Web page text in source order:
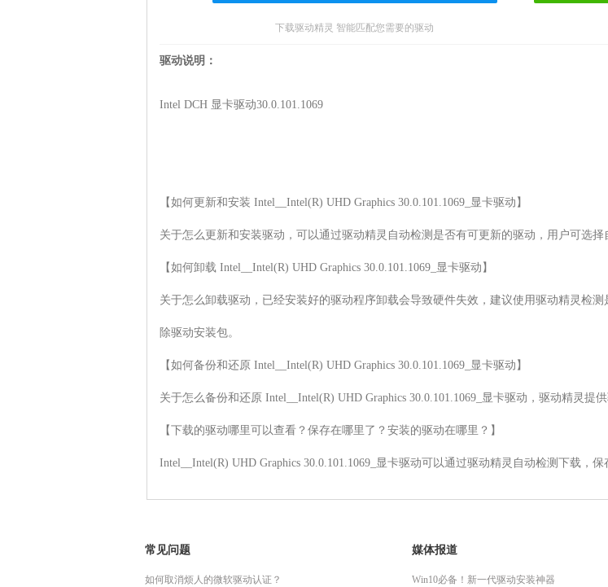
下载驱动精灵 智能匹配您需要的驱动
驱动说明：
Intel DCH 显卡驱动30.0.101.1069
【如何更新和安装 Intel__Intel(R) UHD Graphics 30.0.101.1069_显卡驱动】
关于怎么更新和安装驱动，可以通过驱动精灵自动检测是否有可更新的驱动，用户可选择
【如何卸载 Intel__Intel(R) UHD Graphics 30.0.101.1069_显卡驱动】
关于怎么卸载驱动，已经安装好的驱动程序卸载会导致硬件失效，建议使用驱动精灵检
除驱动安装包。
【如何备份和还原 Intel__Intel(R) UHD Graphics 30.0.101.1069_显卡驱动】
关于怎么备份和还原 Intel__Intel(R) UHD Graphics 30.0.101.1069_显卡驱动，驱动精灵提
【下载的驱动哪里可以查看？保存在哪里了？安装的驱动在哪里？】
Intel__Intel(R) UHD Graphics 30.0.101.1069_显卡驱动可以通过驱动精灵自动检测下载，
常见问题
如何取消烦人的微软驱动认证？
媒体报道
Win10必备！新一代驱动安装神器